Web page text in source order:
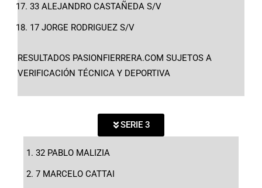
33 ALEJANDRO CASTAÑEDA S/V
17 JORGE RODRIGUEZ S/V
RESULTADOS PASIONFIERRERA.COM SUJETOS A
VERIFICACIÓN TÉCNICA Y DEPORTIVA
SERIE 3
32 PABLO MALIZIA
7 MARCELO CATTAI